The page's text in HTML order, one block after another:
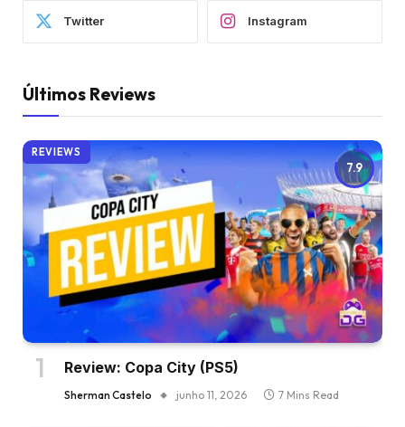
Twitter Instagram
Últimos Reviews
7.9
REVIEWS
Review: Copa City (PS5)
Sherman Castelo junho 11, 2026 7 Mins Read